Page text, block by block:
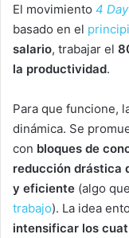
El movimiento 4
basado en el
salario, trabajar el
la productividad.
Para que funcione,
dinámica. Se
con bloques de
reducción drástica
y eficiente (algo
trabajo). La idea
intensificar los